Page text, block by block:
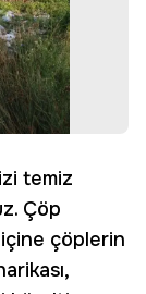
temiz
Çöp
çöplerin